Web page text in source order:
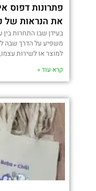
פתרונות דפוס
את הנראות של
בעידן שבו התחרות
משפיע על הדרך שבה
למוצר או לשירות
קרא עוד »